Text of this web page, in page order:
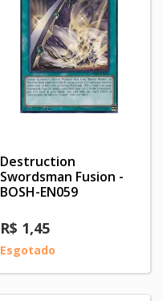
Destruction
Swordsman Fusion -
BOSH-EN059
R$ 1,45
Esgotado